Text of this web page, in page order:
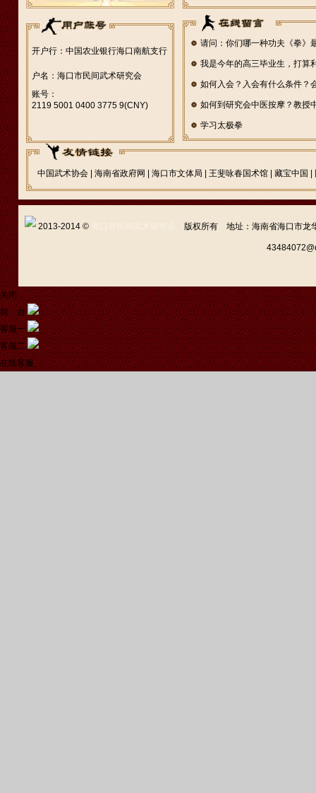
开户行：中国农业银行海口南航支行
户名：海口市民间武术研究会
账号：
2119 5001 0400 3775 9(CNY)
请问：你们哪一种功夫《拳》
我是今年的高三毕业生，打算
如何入会？入会有什么条件？
如何到研究会中医按摩？教授
学习太极拳
中国武术协会| 海南省政府网 海口市文体局 王斐咏春国术馆| 藏宝中国
2013-2014 © 版权所有 地址：海南省海口市
关闭
前 台
客服一
客服二
在线客服